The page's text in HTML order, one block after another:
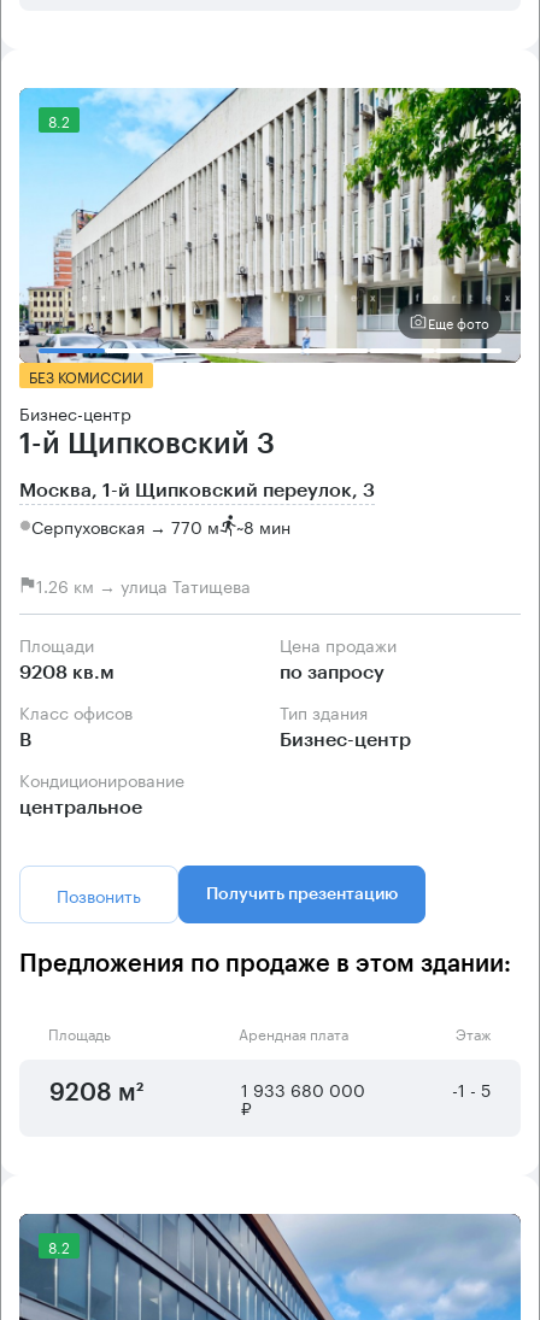
8.2
Еще фото
БЕЗ КОМИССИИ
Бизнес-центр
1-й Щипковский 3
Москва, 1-й Щипковский переулок, 3
Серпуховская → 770 м ~8 мин
1.26 км → улица Татищева
Площади
9208 кв.м
Цена продажи
по запросу
Класс офисов
B
Тип здания
Бизнес-центр
Кондиционирование
центральное
Позвонить Получить презентацию
Предложения по продаже в этом здании:
Площадь Арендная плата Этаж
9208 м² 1 933 680 000
₽
-1 - 5
8.2